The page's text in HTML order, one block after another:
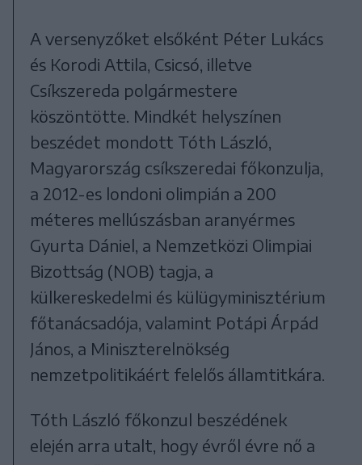
A versenyzőket elsőként Péter Lukács
és Korodi Attila, Csicsó, illetve
Csíkszereda polgármestere
köszöntötte. Mindkét helyszínen
beszédet mondott Tóth László,
Magyarország csíkszeredai főkonzulja,
a 2012-es londoni olimpián a 200
méteres mellúszásban aranyérmes
Gyurta Dániel, a Nemzetközi Olimpiai
Bizottság (NOB) tagja, a
külkereskedelmi és külügyminisztérium
főtanácsadója, valamint Potápi Árpád
János, a Miniszterelnökség
nemzetpolitikáért felelős államtitkára.
Tóth László főkonzul beszédének
elején arra utalt, hogy évről évre nő a